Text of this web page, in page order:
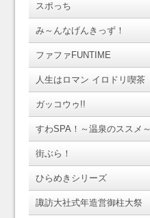
スポっち
み～んなげんきっず！
ファファFUNTIME
人生はロマン イロドリ喫茶
ガッコウゥ!!
すわSPA！～温泉のススメ～
街ぶら！
ひらめきシリーズ
諏訪大社式年造営御柱大祭